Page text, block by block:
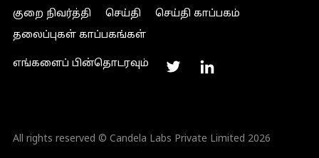
குறை நிவர்த்தி
செய்தி
செய்தி காப்பகம்
தலைப்புகள் காப்பகங்கள்
எங்களைப் பின்தொடரவும்
All rights reserved © Candela Labs Private Limited 2026